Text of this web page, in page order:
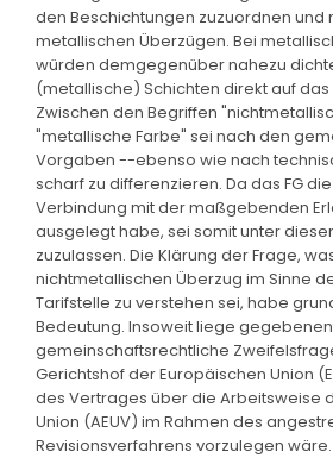
den Beschichtungen zuzuordnen und
metallischen Überzügen. Bei
würden demgegenüber nahezu
(metallische) Schichten direkt auf
Zwischen den Begriffen
"metallische Farbe" sei nach den
Vorgaben --ebenso wie nach
scharf zu differenzieren. Da das FG die
Verbindung mit der maßgebenden
ausgelegt habe, sei somit unter
zuzulassen. Die Klärung der Frage,
nichtmetallischen Überzug im Sinne
Tarifstelle zu verstehen sei, habe
Bedeutung. Insoweit liege
gemeinschaftsrechtliche
Gerichtshof der Europäischen Union
des Vertrages über die Arbeitsweise
Union (AEUV) im Rahmen des
Revisionsverfahrens vorzulegen wäre.